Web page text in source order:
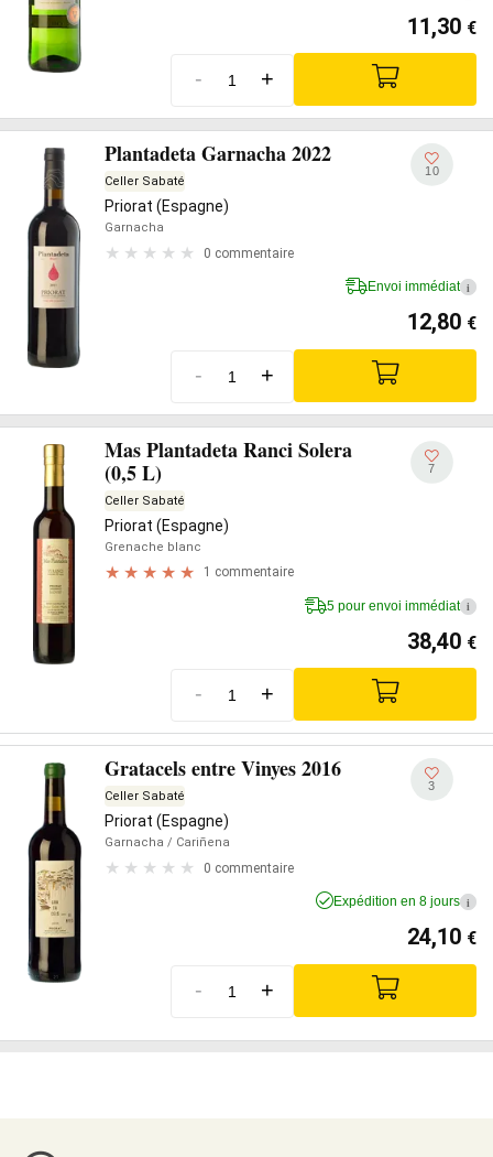
11,30 €
- +
Plantadeta Garnacha 2022
Celler Sabaté
Priorat (Espagne)
Garnacha
0 commentaire
10
Envoi immédiat i
12,80 €
- +
Mas Plantadeta Ranci Solera
(0,5 L)
Celler Sabaté
Priorat (Espagne)
Grenache blanc
1 commentaire
7
5 pour envoi immédiat i
38,40 €
- +
Gratacels entre Vinyes 2016
Celler Sabaté
Priorat (Espagne)
Garnacha / Cariñena
0 commentaire
3
Expédition en 8 jours i
24,10 €
- +